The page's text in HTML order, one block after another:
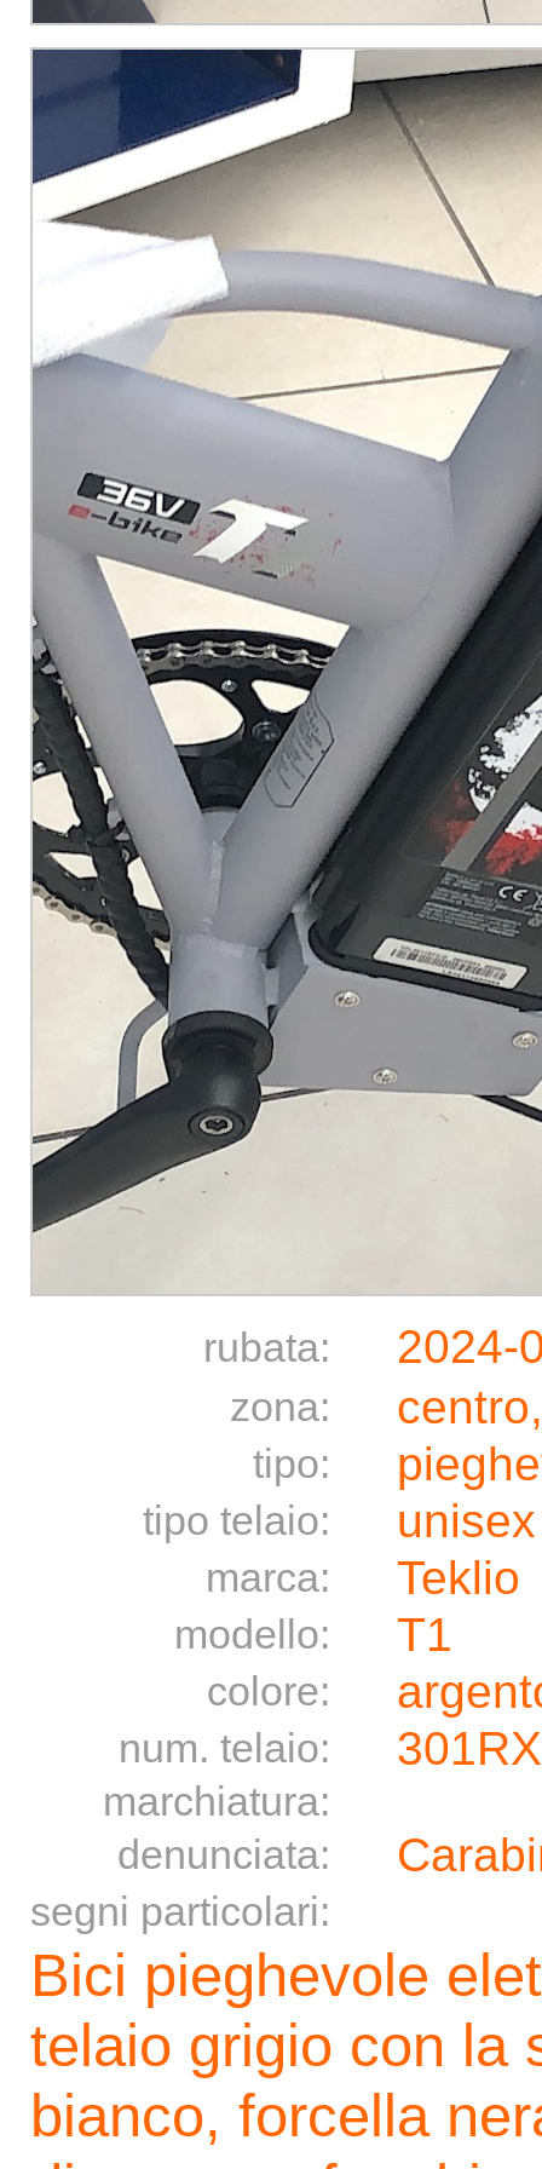
rubata: 2024-
zona:
tipo:
tipo telaio: unisex
marca: Teklio
modello: T1
colore:
num. telaio:
marchiatura:
denunciata:
segni particolari:
Bici pieghevole
telaio grigio con la
bianco, forcella